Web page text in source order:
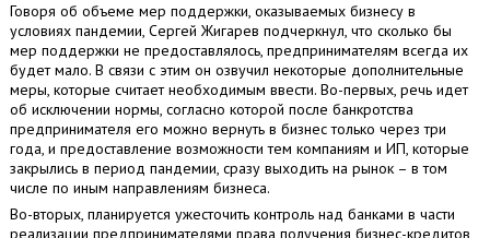
Говоря об объеме мер поддержки, оказываемых бизнесу в
условиях пандемии, Сергей Жигарев подчеркнул, что сколько бы
мер поддержки не предоставлялось, предпринимателям всегда их
будет мало. В связи с этим он озвучил некоторые дополнительные
меры, которые считает необходимым ввести. Во-первых, речь идет
об исключении нормы, согласно которой после банкротства
предпринимателя его можно вернуть в бизнес только через три
года, и предоставление возможности тем компаниям и ИП, которые
закрылись в период пандемии, сразу выходить на рынок – в том
числе по иным направлениям бизнеса.
Во-вторых, планируется ужесточить контроль над банками в части
реализации предпринимателями права получения бизнес-кредитов